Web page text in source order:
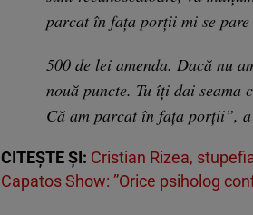
parcat în fața porții mi se
500 de lei amenda. Dacă nu
nouă puncte. Tu îți dai seama
Că am parcat în fața porții”, a
CITEȘTE ȘI: Cristian Rizea,
Capatos Show: ”Orice psiholog